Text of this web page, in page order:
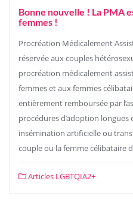
Bonne nouvelle ! La PMA
femmes !
Procréation Médicalement
réservée aux couples
procréation médicalement
femmes et aux femmes
entièrement remboursée par
procédures d’adoption
insémination artificielle ou
couple ou la femme célibataire
Articles LGBTQIA2+